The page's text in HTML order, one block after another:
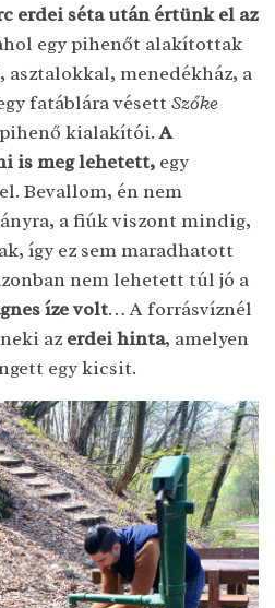
erdei séta után értünk el az
egy pihenőt alakítottak
menedékház, a
fatáblára vésett Szőke
pihenő kialakítói.A
is meg lehetett, egy
Bevallom, én nem
a fiúk viszont mindig,
így ez sem maradhatott
nem lehetett túl jó a
íze volt… A forrásvíznél
az erdei hinta, amelyen
egy kicsit.